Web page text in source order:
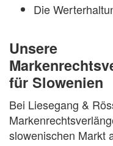
Die
Unsere
für Slowenien
Bei Liesegang &
slowenischen Markt